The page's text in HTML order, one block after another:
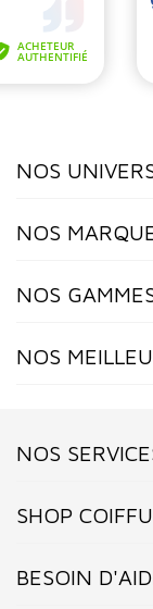
NOS
NOS
NOS
NOS
NOS
SHOP
BESOIN